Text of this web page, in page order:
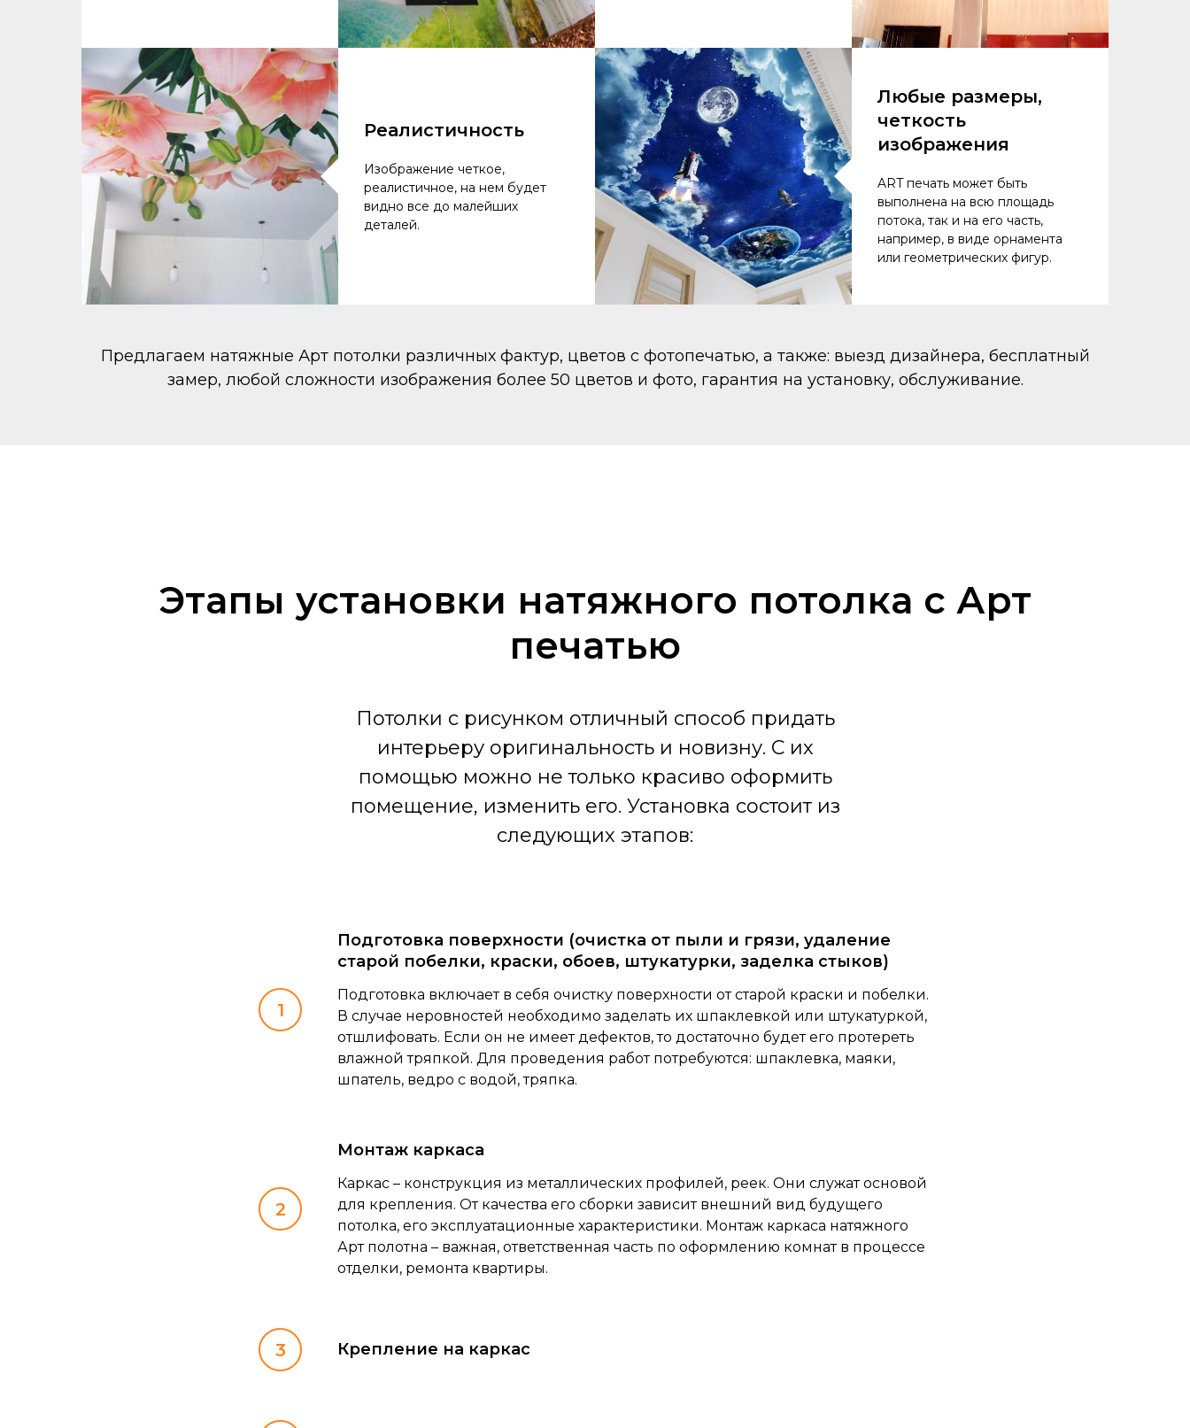
Реалистичность
Изображение четкое,
реалистичное, на нем будет
видно все до малейших
деталей.
Любые размеры,
четкость
изображения
ART печать может быть
выполнена на всю площадь
потока, так и на его часть,
например, в виде орнамента
или геометрических фигур.
Предлагаем натяжные Арт потолки различных фактур, цветов с фотопечатью, а также: выезд дизайнера, бесплатный
замер, любой сложности изображения более 50 цветов и фото, гарантия на установку, обслуживание.
Этапы установки натяжного потолка с Арт
печатью
Потолки с рисунком отличный способ придать
интерьеру оригинальность и новизну. С их
помощью можно не только красиво оформить
помещение, изменить его. Установка состоит из
следующих этапов:
Подготовка поверхности (очистка от пыли и грязи, удаление
старой побелки, краски, обоев, штукатурки, заделка стыков)
Подготовка включает в себя очистку поверхности от старой краски и побелки.
В случае неровностей необходимо заделать их шпаклевкой или штукатуркой,
отшлифовать. Если он не имеет дефектов, то достаточно будет его протереть
влажной тряпкой. Для проведения работ потребуются: шпаклевка, маяки,
шпатель, ведро с водой, тряпка.
Монтаж каркаса
Каркас – конструкция из металлических профилей, реек. Они служат основой
для крепления. От качества его сборки зависит внешний вид будущего
потолка, его эксплуатационные характеристики. Монтаж каркаса натяжного
Арт полотна – важная, ответственная часть по оформлению комнат в процессе
отделки, ремонта квартиры.
Крепление на каркас